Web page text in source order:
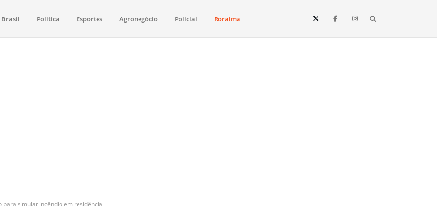
saúde, esportes, economia e os principais acontecimentos de Boa Vista e todo o estado de Roraima. Fique sempre informado
Brasil Política Esportes Agronegócio Policial Roraima
simular incêndio em residência